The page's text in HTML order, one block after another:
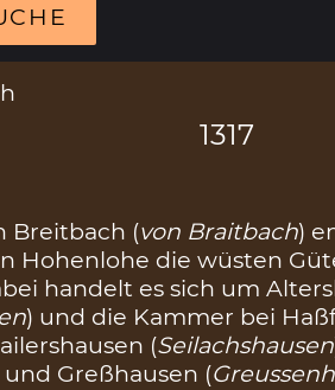
1317
Breitbach (von Braitbach)
Hohenlohe die wüsten
handelt es sich um
) und die Kammer bei
(Seilachshausen
und Greßhausen (